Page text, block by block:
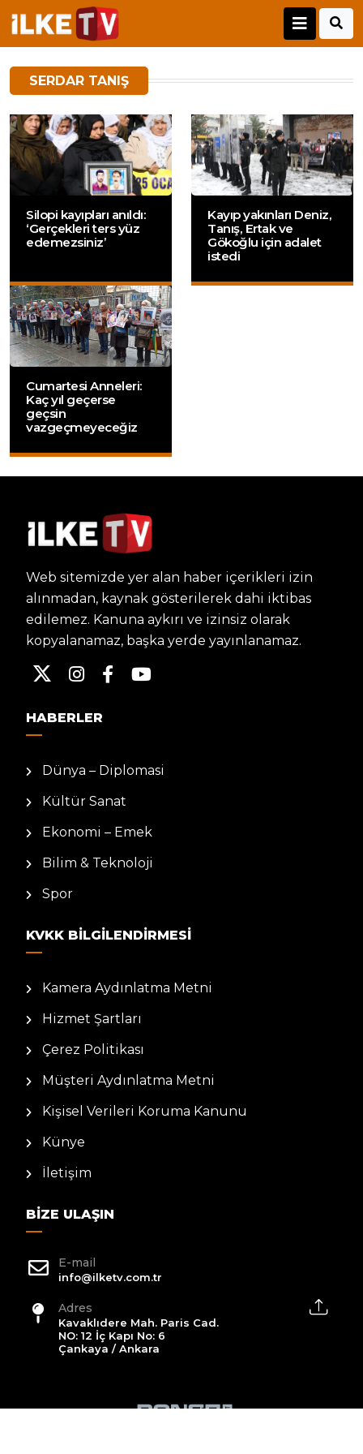
SERDAR TANIŞ
Silopi kayıpları anıldı:
‘Gerçekleri ters yüz
edemezsiniz’
Kayıp yakınları Deniz,
Tanış, Ertak ve
Gökoğlu için adalet
istedi
Cumartesi Anneleri:
Kaç yıl geçerse
geçsin
vazgeçmeyeceğiz
Web sitemizde yer alan haber içerikleri izin
alınmadan, kaynak gösterilerek dahi iktibas
edilemez. Kanuna aykırı ve izinsiz olarak
kopyalanamaz, başka yerde yayınlanamaz.
HABERLER
Dünya – Diplomasi
Kültür Sanat
Ekonomi – Emek
Bilim & Teknoloji
Spor
KVKK BILGILENDIRMESI
Kamera Aydınlatma Metni
Hizmet Şartları
Çerez Politikası
Müşteri Aydınlatma Metni
Kişisel Verileri Koruma Kanunu
Künye
İletişim
BIZE ULAŞIN
E-mail
info@ilketv.com.tr
Adres
Kavaklıdere Mah. Paris Cad.
NO: 12 İç Kapı No: 6
Çankaya / Ankara